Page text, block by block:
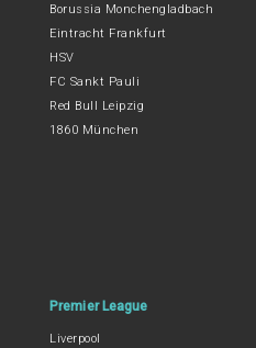
Borussia Monchengladbach
Eintracht Frankfurt
HSV
FC Sankt Pauli
Red Bull Leipzig
1860 München
Premier League
Liverpool